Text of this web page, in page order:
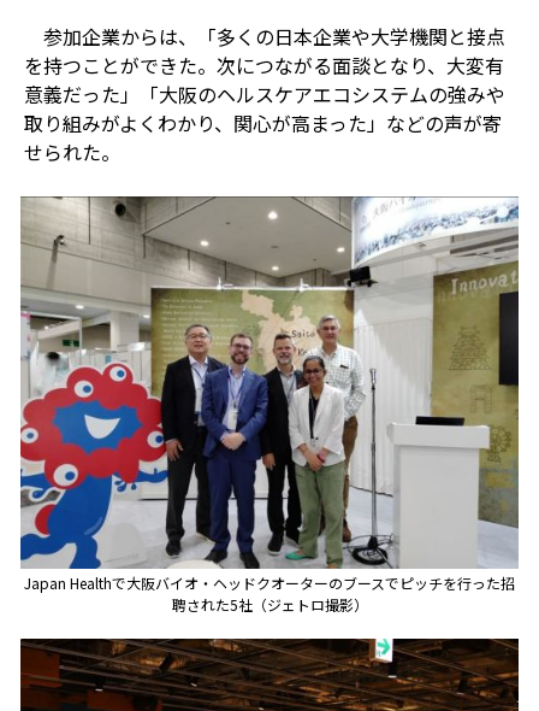
参加企業からは、「多くの日本企業や大学機関と接点
を持つことができた。次につながる面談となり、大変有
意義だった」「大阪のヘルスケアエコシステムの強みや
取り組みがよくわかり、関心が高まった」などの声が寄
せられた。
Japan Healthで大阪バイオ・ヘッドクオーターのブースでピッチを行った招
聘された5社（ジェトロ撮影）